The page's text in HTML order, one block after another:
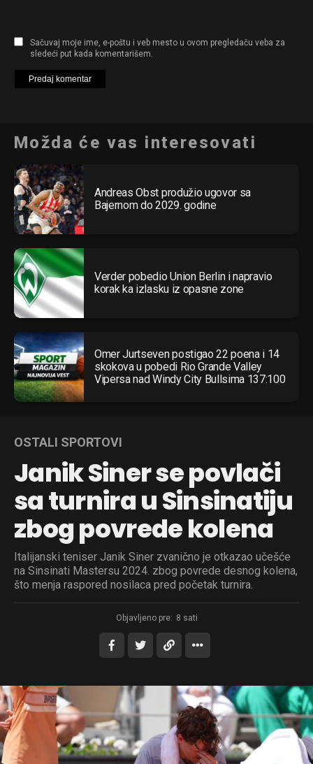
Sačuvaj moje ime, e-poštu i veb mesto u ovom pregledaču veba za
sledeći put kada komentarišem.
Možda će vas interesovati
Andreas Obst produžio ugovor sa
Bajernom do 2029. godine
Verder pobedio Union Berlin i napravio
korak ka izlasku iz opasne zone
Omer Jurtseven postigao 22 poena i 14
skokova u pobedi Rio Grande Valley
Vipersa nad Windy City Bullsima 137:100
OSTALI SPORTOVI
Janik Siner se povlači
sa turnira u Sinsinatiju
zbog povrede kolena
Italijanski teniser Janik Siner zvanično je otkazao učešće
na Sinsinati Mastersu 2024. zbog povrede desnog kolena,
što menja raspored nosilaca pred početak turnira.
Objavljeno pre: 8 sati